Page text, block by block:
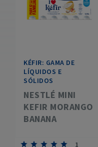
KÉFIR: GAMA DE
LÍQUIDOS E
SÓLIDOS
NESTLÉ MINI
KEFIR MORANGO
BANANA
1